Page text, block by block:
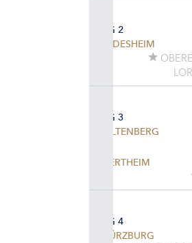
TAG 2
RÜDESHEIM
TAG 3
MILTENBERG
WERTHEIM
TAG 4
WÜRZBURG